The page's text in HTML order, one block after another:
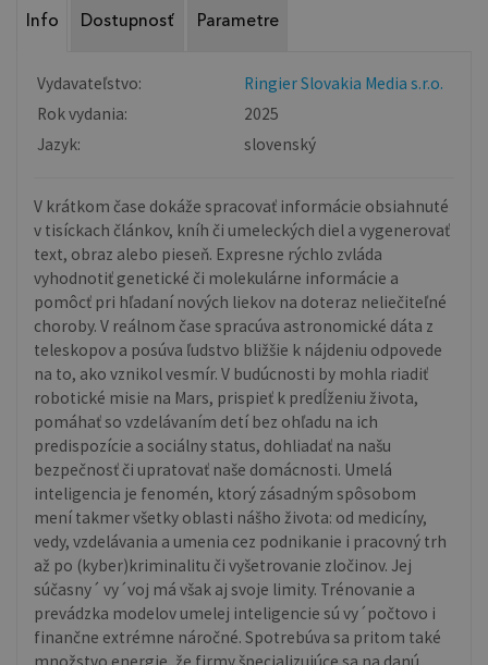
Info Dostupnosť Parametre
Vydavateľstvo:
Ringier Slovakia Media s.r.o.
Rok vydania:
2025
Jazyk:
slovenský
V krátkom čase dokáže spracovať informácie obsiahnuté
v tisíckach článkov, kníh či umeleckých diel a vygenerovať
text, obraz alebo pieseň. Expresne rýchlo zvláda
vyhodnotiť genetické či molekulárne informácie a
pomôcť pri hľadaní nových liekov na doteraz neliečiteľné
choroby. V reálnom čase spracúva astronomické dáta z
teleskopov a posúva ľudstvo bližšie k nájdeniu odpovede
na to, ako vznikol vesmír. V budúcnosti by mohla riadiť
robotické misie na Mars, prispieť k predĺženiu života,
pomáhať so vzdelávaním detí bez ohľadu na ich
predispozície a sociálny status, dohliadať na našu
bezpečnosť či upratovať naše domácnosti. Umelá
inteligencia je fenomén, ktorý zásadným spôsobom
mení takmer všetky oblasti nášho života: od medicíny,
vedy, vzdelávania a umenia cez podnikanie i pracovný trh
až po (kyber)kriminalitu či vyšetrovanie zločinov. Jej
súčasny´ vy´voj má však aj svoje limity. Trénovanie a
prevádzka modelov umelej inteligencie sú vy´počtovo i
finančne extrémne náročné. Spotrebúva sa pritom také